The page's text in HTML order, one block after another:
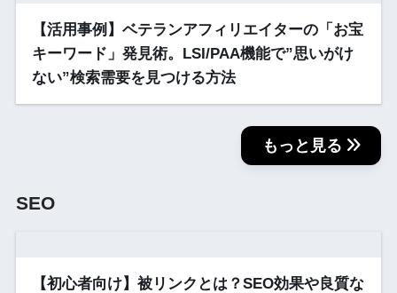
【活用事例】ベテランアフィリエイターの「お宝
キーワード」発見術。LSI/PAA機能で”思いがけ
ない”検索需要を見つける方法
もっと見る
SEO
【初心者向け】被リンクとは？SEO効果や良質な